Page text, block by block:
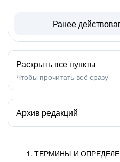
1. ТЕРМИНЫ И
Ранее
Раскрыть все пункты
Чтобы прочитать всё сразу
Архив редакций